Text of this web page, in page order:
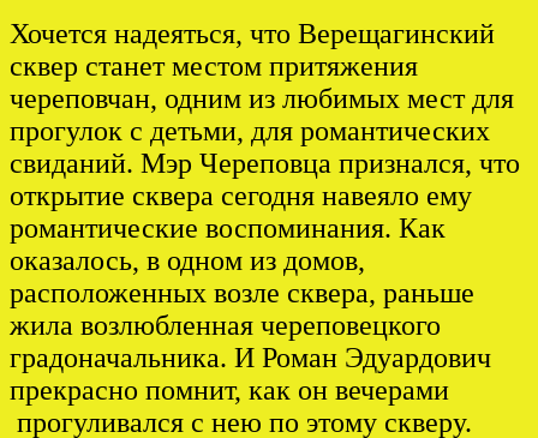
Хочется надеяться, что Верещагинский
сквер станет местом притяжения
череповчан, одним из любимых мест для
прогулок с детьми, для романтических
свиданий. Мэр Череповца признался, что
открытие сквера сегодня навеяло ему
романтические воспоминания. Как
оказалось, в одном из домов,
расположенных возле сквера, раньше
жила возлюбленная череповецкого
градоначальника. И Роман Эдуардович
прекрасно помнит, как он вечерами
прогуливался с нею по этому скверу.